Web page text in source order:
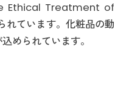
Ethical Treatment of
ています。化粧品の動
められています。